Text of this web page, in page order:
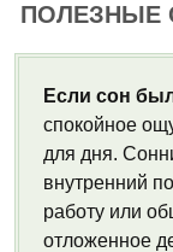
ПОЛЕЗНЫЕ
Если сон
спокойное
для дня.
внутренний
работу или
отложенное